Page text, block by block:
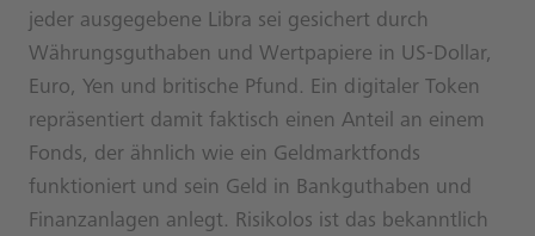
jeder ausgegebene Libra sei gesichert durch
Währungsguthaben und Wertpapiere in US-Dollar,
Euro, Yen und britische Pfund. Ein digitaler Token
repräsentiert damit faktisch einen Anteil an einem
Fonds, der ähnlich wie ein Geldmarktfonds
funktioniert und sein Geld in Bankguthaben und
Finanzanlagen anlegt. Risikolos ist das bekanntlich